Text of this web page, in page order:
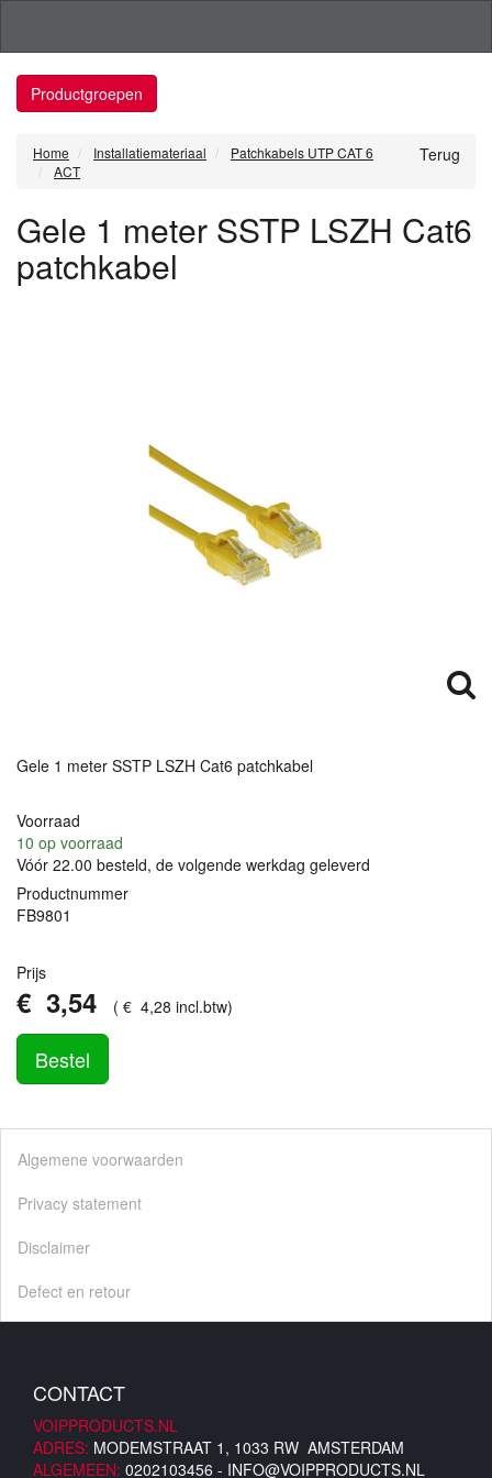
Productgroepen
Terug
Home Installatiemateriaal
Patchkabels UTP CAT 6
ACT
Gele 1 meter SSTP LSZH Cat6
patchkabel
Gele 1 meter SSTP LSZH Cat6 patchkabel
Voorraad
10 op voorraad
Vóór 22.00 besteld, de volgende werkdag geleverd
Productnummer
FB9801
Prijs
€ 3,54 ( € 4,28 incl.btw)
Bestel
Algemene voorwaarden
Privacy statement
Disclaimer
Defect en retour
CONTACT
VOIPPRODUCTS.NL
ADRES: MODEMSTRAAT 1, 1033 RW AMSTERDAM
ALGEMEEN: 0202103456 - INFO@VOIPPRODUCTS.NL